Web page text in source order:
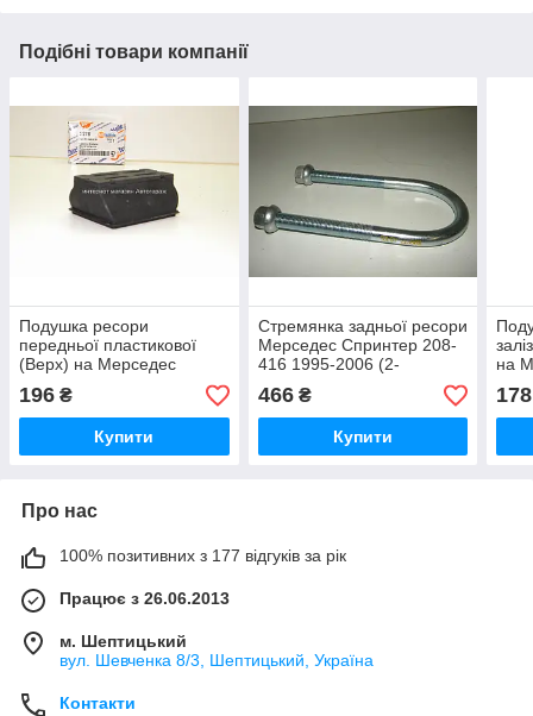
Подібні товари компанії
Подушка ресори
передньої пластикової
(Верх) на Мерседес
Спринтер 216-416 95-06
AUTOTECHTEILE
(Німеччина) A3276
196 ₴
Купити
Стремянка задньої ресори
Мерседес Спринтер 208-
416 1995-2006 (2-
3ресоры,175х74х14)
SOLGY 213509
466₴
Купити
на
178
Про нас
100% позитивних з 177 відгуків за рік
Працює з 26.06.2013
м. Шептицький
вул. Шевченка 8/3, Шептицький, Україна
Контакти